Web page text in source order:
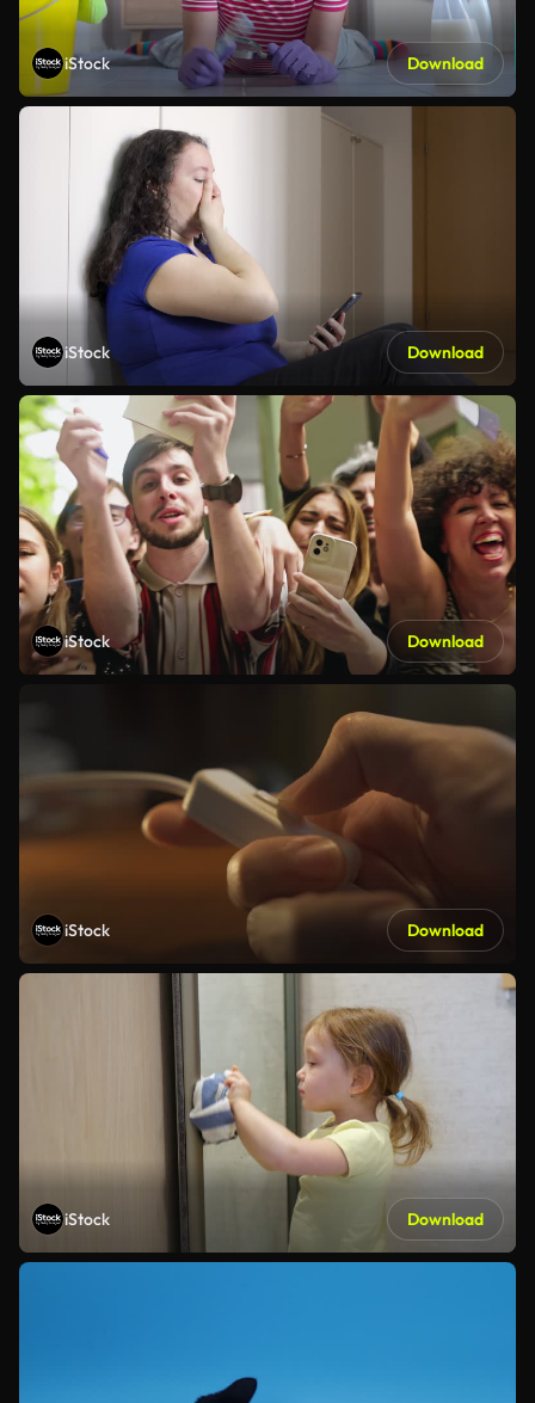
iStock Download
iStock Download
iStock Download
iStock Download
iStock Download